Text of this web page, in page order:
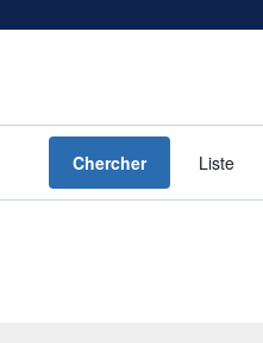
Chercher Liste